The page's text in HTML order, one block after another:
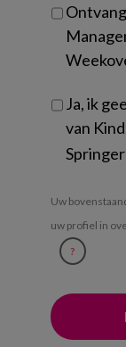
Ja, ik
van
Uw
uw profiel in
?